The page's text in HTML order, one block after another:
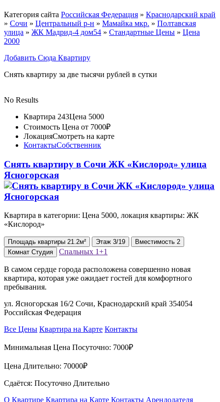
Категория сайта Российская Федерация » Краснодарский край
» Сочи » Центральный р-н » Мамайка мкр. » Полтавская
улица » ЖК Мадрид-4 дом54 » Стандартные Цены » Цена
2000
Добавить Сюда Квартиру
Снять квартиру за две тысячи рублей в сутки
No Results
Квартира 243Цена 5000
Стоимость Цена от 7000₽
ЛокацияСмотреть на карте
КонтактыСобственник
Снять квартиру в Сочи ЖК «Кислород» улица
Ясногорская
Квартира в категории: Цена 5000, локация квартиры: ЖК
«Кислород»
Площадь квартиры 21.2м² Этаж 3/19 Вместимость 2
Комнат Студия Спальных 1+1
В самом сердце города расположена совершенно новая
квартира, которая уже ожидает гостей для комфортного
пребывания.
ул. Ясногорская 16/2 Сочи, Краснодарский край 354054
Российская Федерация
Все Цены Квартира на Карте Контакты
Минимальная Цена Посуточно: 7000₽
Цена Длительно: 70000₽
Сдаётся: Посуточно Длительно
О Квартире Квартира на Карте Контакты Арендодателя